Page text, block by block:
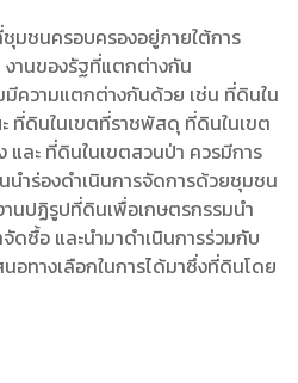
มชนครอบครองอยู่ภายใต้การ
านของรัฐที่แตกต่างกัน
ความแตกต่างกันด้วย เช่น ที่ดินใน
ที่ดินในเขตที่ราชพัสดุ ที่ดินในเขต
ละ ที่ดินในเขตสวนป่า ควรมีการ
ำร่องดำเนินการจัดการด้วยชุมชน
นปฏิรูปที่ดินเพื่อเกษตรกรรมนำ
ดซื้อ และนำมาดำเนินการร่วมกับ
อทางเลือกในการได้มาซึ่งที่ดินโดย